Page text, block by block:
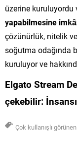
üzerine kuruluyordu
yapabilmesine
çözünürlük, nitelik ve
soğutma odağında
kuruluyor ve
Elgato Stream
çekebilir:
Çok kullanışlı